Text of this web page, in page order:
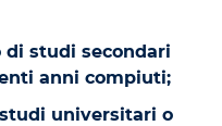
studi secondari
anni compiuti;
universitari o